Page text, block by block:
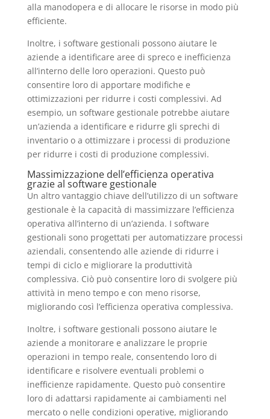
alla manodopera e di allocare le risorse in modo più
efficiente.
Inoltre, i software gestionali possono aiutare le
aziende a identificare aree di spreco e inefficienza
all’interno delle loro operazioni. Questo può
consentire loro di apportare modifiche e
ottimizzazioni per ridurre i costi complessivi. Ad
esempio, un software gestionale potrebbe aiutare
un’azienda a identificare e ridurre gli sprechi di
inventario o a ottimizzare i processi di produzione
per ridurre i costi di produzione complessivi.
Massimizzazione dell’efficienza operativa
grazie al software gestionale
Un altro vantaggio chiave dell’utilizzo di un software
gestionale è la capacità di massimizzare l’efficienza
operativa all’interno di un’azienda. I software
gestionali sono progettati per automatizzare processi
aziendali, consentendo alle aziende di ridurre i
tempi di ciclo e migliorare la produttività
complessiva. Ciò può consentire loro di svolgere più
attività in meno tempo e con meno risorse,
migliorando così l’efficienza operativa complessiva.
Inoltre, i software gestionali possono aiutare le
aziende a monitorare e analizzare le proprie
operazioni in tempo reale, consentendo loro di
identificare e risolvere eventuali problemi o
inefficienze rapidamente. Questo può consentire
loro di adattarsi rapidamente ai cambiamenti nel
mercato o nelle condizioni operative, migliorando